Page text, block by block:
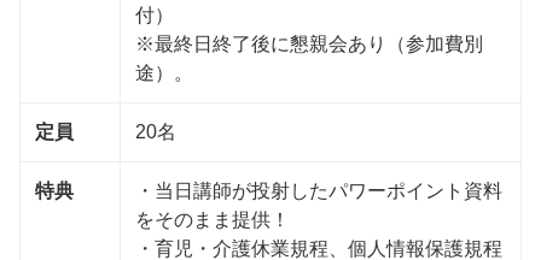
付）
※最終日終了後に懇親会あり（参加費別
途）。
定員 20名
特典
・当日講師が投射したパワーポイント資料
をそのまま提供！
・育児・介護休業規程、個人情報保護規程